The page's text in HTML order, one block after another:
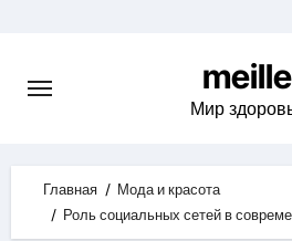
content
meille
Мир
Главная
Мода и красота
Роль социальных сетей в